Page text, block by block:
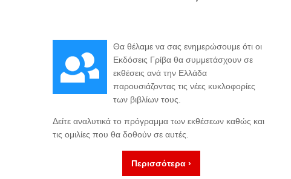
Θα θέλαμε να σας ενημερώσουμε ότι οι
Εκδόσεις Γρίβα θα συμμετάσχουν σε
εκθέσεις ανά την Ελλάδα
παρουσιάζοντας τις νέες κυκλοφορίες
των βιβλίων τους.
Δείτε αναλυτικά το πρόγραμμα των εκθέσεων καθώς και
τις ομιλίες που θα δοθούν σε αυτές.
Περισσότερα ›